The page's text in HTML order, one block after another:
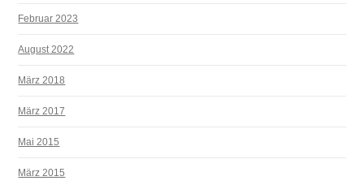
Februar 2023
August 2022
März 2018
März 2017
Mai 2015
März 2015